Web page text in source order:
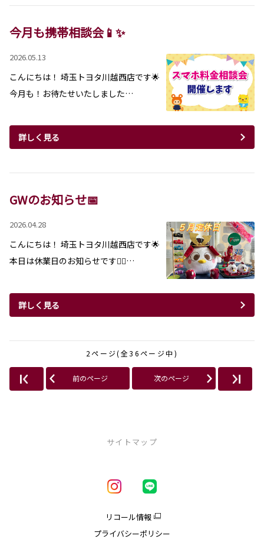
今月も携帯相談会📱✨
2026.05.13
こんにちは！ 埼玉トヨタ川越西店です🌟
今月も！お待たせいたしました…
詳しく見る
GWのお知らせ📅
2026.04.28
こんにちは！ 埼玉トヨタ川越西店です🌟
本日は休業日のお知らせです🙇‍♀…
詳しく見る
2ページ(全36ページ中)
前のページ 次のページ
サイトマップ
リコール情報
プライバシーポリシー